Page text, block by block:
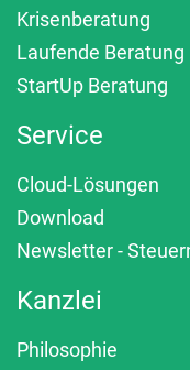
Krisenberatung
Laufende Beratung
StartUp Beratung
Service
Cloud-Lösungen
Download
Newsletter -
Kanzlei
Philosophie